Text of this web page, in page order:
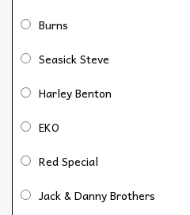
Burns
Seasick Steve
Harley Benton
EKO
Red Special
Jack & Danny Brothers